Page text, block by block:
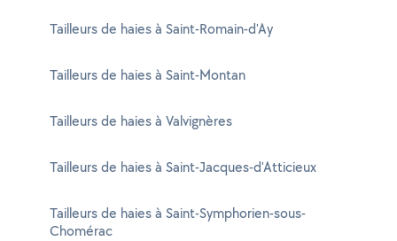
Tailleurs de haies à Saint-Romain-d'Ay
Tailleurs de haies à Saint-Montan
Tailleurs de haies à Valvignères
Tailleurs de haies à Saint-Jacques-d'Atticieux
Tailleurs de haies à Saint-Symphorien-sous-
Chomérac